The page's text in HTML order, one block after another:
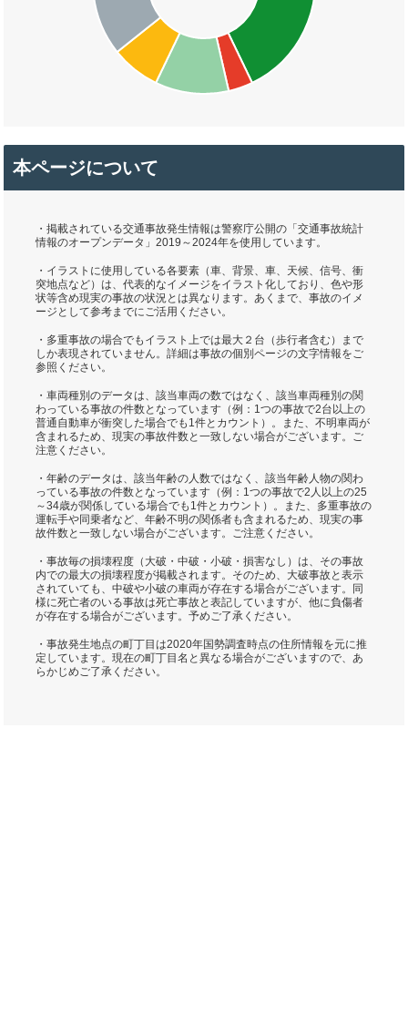
本ページについて
・掲載されている交通事故発生情報は警察庁公開の「交通事故統計
情報のオープンデータ」2019～2024年を使用しています。
・イラストに使用している各要素（車、背景、車、天候、信号、衝
突地点など）は、代表的なイメージをイラスト化しており、色や形
状等含め現実の事故の状況とは異なります。あくまで、事故のイメ
ージとして参考までにご活用ください。
・多重事故の場合でもイラスト上では最大２台（歩行者含む）まで
しか表現されていません。詳細は事故の個別ページの文字情報をご
参照ください。
・車両種別のデータは、該当車両の数ではなく、該当車両種別の関
わっている事故の件数となっています（例：1つの事故で2台以上の
普通自動車が衝突した場合でも1件とカウント）。また、不明車両が
含まれるため、現実の事故件数と一致しない場合がございます。ご
注意ください。
・年齢のデータは、該当年齢の人数ではなく、該当年齢人物の関わ
っている事故の件数となっています（例：1つの事故で2人以上の25
～34歳が関係している場合でも1件とカウント）。また、多重事故の
運転手や同乗者など、年齢不明の関係者も含まれるため、現実の事
故件数と一致しない場合がございます。ご注意ください。
・事故毎の損壊程度（大破・中破・小破・損害なし）は、その事故
内での最大の損壊程度が掲載されます。そのため、大破事故と表示
されていても、中破や小破の車両が存在する場合がございます。同
様に死亡者のいる事故は死亡事故と表記していますが、他に負傷者
が存在する場合がございます。予めご了承ください。
・事故発生地点の町丁目は2020年国勢調査時点の住所情報を元に推
定しています。現在の町丁目名と異なる場合がございますので、あ
らかじめご了承ください。